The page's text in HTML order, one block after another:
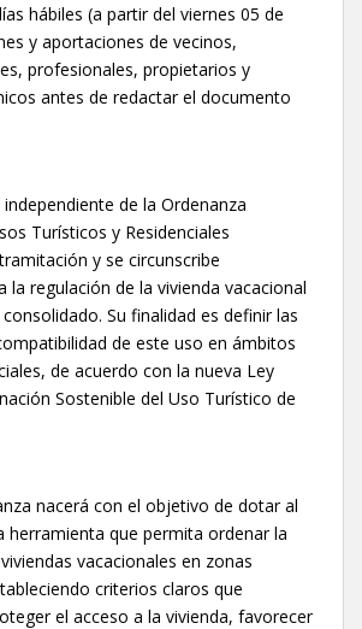
hábiles (a partir del viernes 05 de
y aportaciones de vecinos,
profesionales, propietarios y
antes de redactar el documento
de la Ordenanza
Turísticos y Residenciales
y se circunscribe
la regulación de la vivienda vacacional
Su finalidad es definir las
de este uso en ámbitos
de acuerdo con la nueva Ley
Sostenible del Uso Turístico de
nacerá con el objetivo de dotar al
herramienta que permita ordenar la
vacacionales en zonas
criterios claros que
el acceso a la vivienda, favorecer